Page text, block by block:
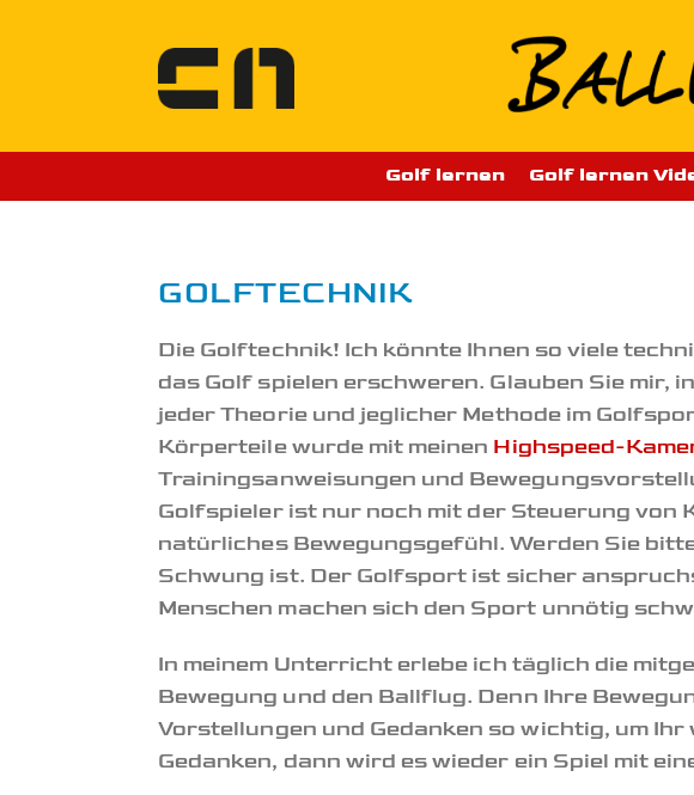
Golf lernen Golf lernen
GOLFTECHNIK
Die Golftechnik! Ich könnte Ihnen so viele
das Golf spielen erschweren. Glauben Sie mir,
jeder Theorie und jeglicher Methode im
Körperteile wurde mit meinen Highspeed-
Trainingsanweisungen und
Golfspieler ist nur noch mit der Steuerung
natürliches Bewegungsgefühl. Werden Sie
Schwung ist. Der Golfsport ist sicher
Menschen machen sich den Sport unnötig
In meinem Unterricht erlebe ich täglich die
Bewegung und den Ballflug. Denn Ihre
Vorstellungen und Gedanken so wichtig, um
Gedanken, dann wird es wieder ein Spiel mit